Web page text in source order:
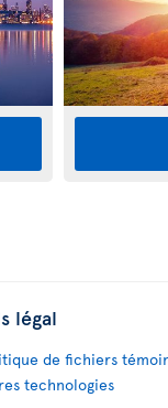
légal
de fichiers
technologies